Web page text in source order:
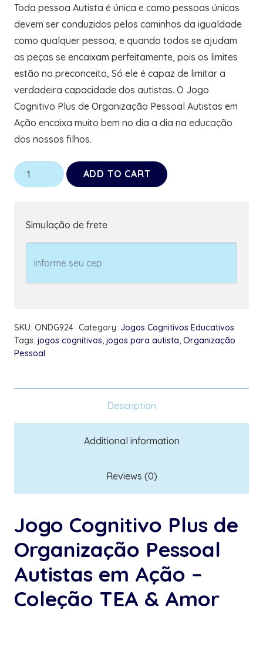
Toda pessoa Autista é única e como pessoas únicas
devem ser conduzidos pelos caminhos da igualdade
como qualquer pessoa, e quando todos se ajudam
as peças se encaixam perfeitamente, pois os limites
estão no preconceito, Só ele é capaz de limitar a
verdadeira capacidade dos autistas. O Jogo
Cognitivo Plus de Organização Pessoal Autistas em
Ação encaixa muito bem no dia a dia na educação
dos nossos filhos.
Jogo
Cognitivo
Autistas
em
ADD TO CART
Simulação de frete
SKU: ONDG924 Category: Jogos Cognitivos Educativos
Tags: jogos cognitivos, jogos para autista, Organização
Pessoal
Description
Additional information
Reviews (0)
Jogo Cognitivo Plus de
Organização Pessoal
Autistas em Ação –
Coleção TEA & Amor